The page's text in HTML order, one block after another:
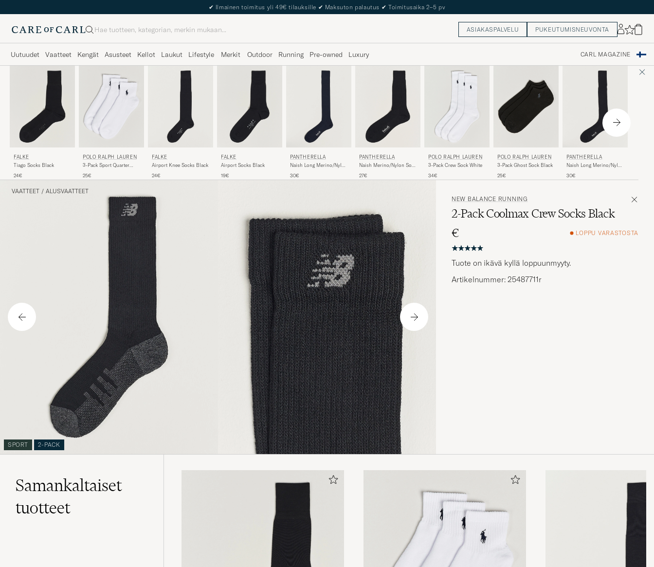
The Care of Carl Passport
Haku ASIAKASPALVELU PUKEUTUMISNEUVONTA
Uutuudet Vaatteet Kengät Asusteet Kellot Laukut Lifestyle Merkit Outdoor Running Pre-owned Luxury CARL MAGAZINE
FALKE
Tiago Socks Black
24€
POLO RALPH LAUREN
3-Pack Sport Quarter
25€
FALKE
Airport Knee Socks Black
24€
FALKE
Airport Socks Black
19€
PANTHERELLA
Naish Long Merino/Nylon
30€
PANTHERELLA
Naish Merino/Nylon Sock
27€
POLO RALPH LAUREN
3-Pack Crew Sock White
34€
POLO RALPH LAUREN
3-Pack Ghost Sock Black
25€
PANTHERELLA
Naish Long Merino/Nylon
30€
VAATTEET / ALUSVAATTEET
SPORT 2-PACK
NEW BALANCE RUNNING
2-Pack Coolmax Crew Socks Black
€
LOPPU VARASTOSTA
Tuote on ikävä kyllä loppuunmyyty.
Artikelnummer: 25487711r
Samankaltaiset
tuotteet